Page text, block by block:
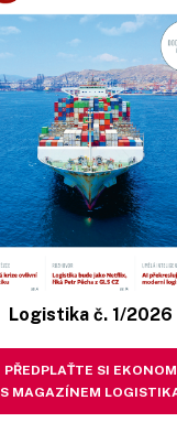
Logistika č. 1/2026
PŘEDPLAŤTE SI EKONOM
S MAGAZÍNEM